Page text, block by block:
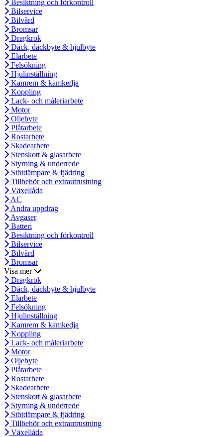
Besiktning och förkontroll
Bilservice
Bilvård
Bromsar
Dragkrok
Däck, däckbyte & hjulbyte
Elarbete
Felsökning
Hjulinställning
Kamrem & kamkedja
Koppling
Lack- och måleriarbete
Motor
Oljebyte
Plåtarbete
Rostarbete
Skadearbete
Stenskott & glasarbete
Styrning & underrede
Stötdämpare & fjädring
Tillbehör och extrautrustning
Växellåda
AC
Andra uppdrag
Avgaser
Batteri
Besiktning och förkontroll
Bilservice
Bilvård
Bromsar
Visa mer
Dragkrok
Däck, däckbyte & hjulbyte
Elarbete
Felsökning
Hjulinställning
Kamrem & kamkedja
Koppling
Lack- och måleriarbete
Motor
Oljebyte
Plåtarbete
Rostarbete
Skadearbete
Stenskott & glasarbete
Styrning & underrede
Stötdämpare & fjädring
Tillbehör och extrautrustning
Växellåda